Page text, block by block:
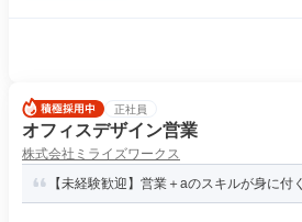
正社員
オフィスデザイン営業
株式会社ミライズワークス
【未経験歓迎】営業＋aのスキルが身に付